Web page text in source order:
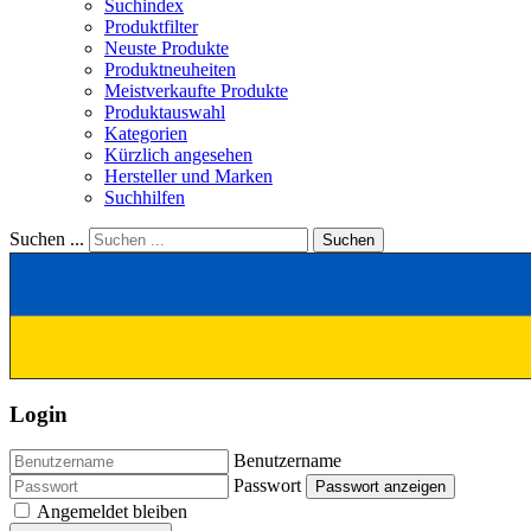
Suchindex
Produktfilter
Neuste Produkte
Produktneuheiten
Meistverkaufte Produkte
Produktauswahl
Kategorien
Kürzlich angesehen
Hersteller und Marken
Suchhilfen
Suchen ... Suchen
Login
Benutzername
Passwort
Passwort anzeigen
Angemeldet bleiben